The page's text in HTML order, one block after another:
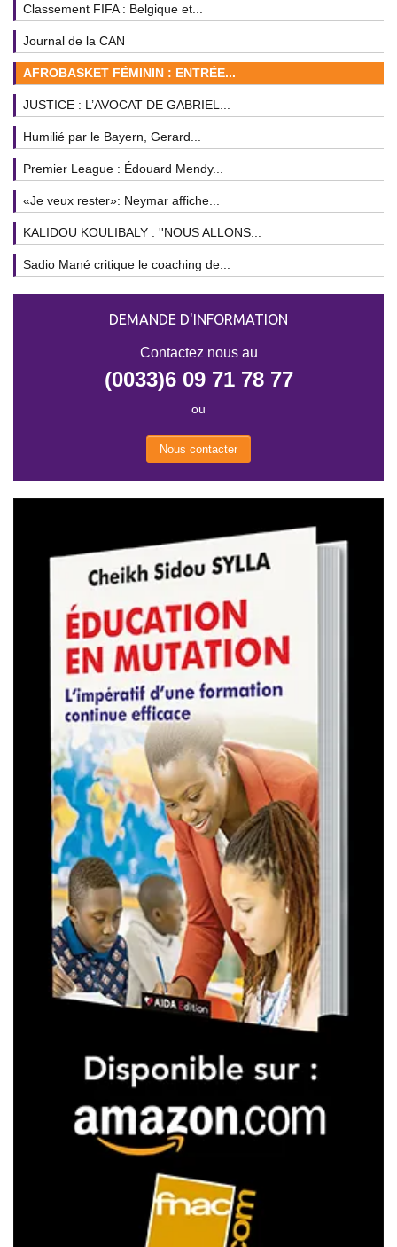
Classement FIFA : Belgique et...
Journal de la CAN
AFROBASKET FÉMININ : ENTRÉE...
JUSTICE : L’AVOCAT DE GABRIEL...
Humilié par le Bayern, Gerard...
Premier League : Édouard Mendy...
«Je veux rester»: Neymar affiche...
KALIDOU KOULIBALY : ''NOUS ALLONS...
Sadio Mané critique le coaching de...
DEMANDE D'INFORMATION
Contactez nous au
(0033)6 09 71 78 77
ou
Nous contacter